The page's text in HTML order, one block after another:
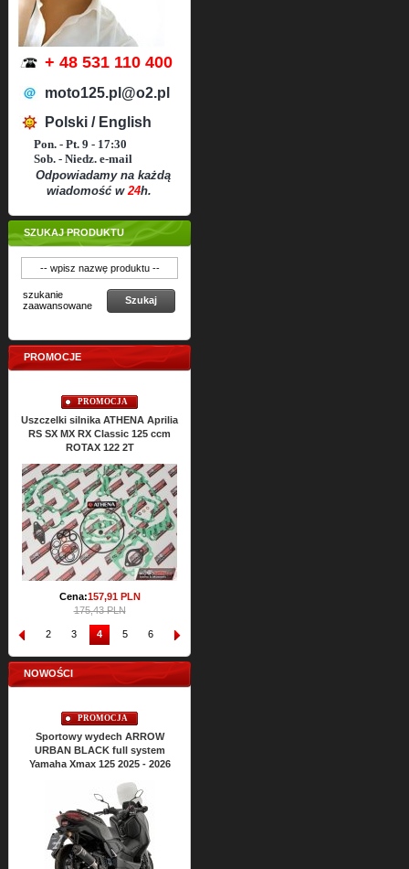
+ 48 531 110 400
moto125.pl@o2.pl
Polski / English
Pon. - Pt. 9 - 17:30
Sob. - Niedz. e-mail
Odpowiadamy na każdą
wiadomość w24h.
SZUKAJ PRODUKTU
szukanie
zaawansowane
Szukaj
PROMOCJE
PROMOCJA
Uszczelki silnika ATHENA Aprilia
RS SX MX RX Classic 125 ccm
ROTAX 122 2T
Cena:157,91PLN
175,43 PLN
1 2 3 4 5 6 7
NOWOŚCI
PROMOCJA
Sportowy wydech ARROW
URBAN BLACK full system
Yamaha Xmax 125 2025 - 2026